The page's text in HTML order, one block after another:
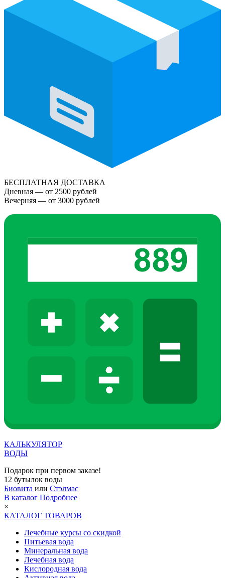
БЕСПЛАТНАЯ ДОСТАВКА
Дневная — от 2500 рублей
Вечерняя — от 3000 рублей
КАЛЬКУЛЯТОР
ВОДЫ
Подарок при первом заказе!
12 бутылок воды
Биовита или Стэлмас
В каталог Подробнее
×
КАТАЛОГ ТОВАРОВ
Лечебные курсы со скидкой
Питьевая вода
Минеральная вода
Лечебная вода
Кислородная вода